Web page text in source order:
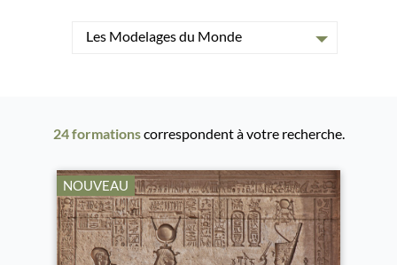
Les Modelages du Monde
24 formationscorrespondent à votre recherche.
NOUVEAU